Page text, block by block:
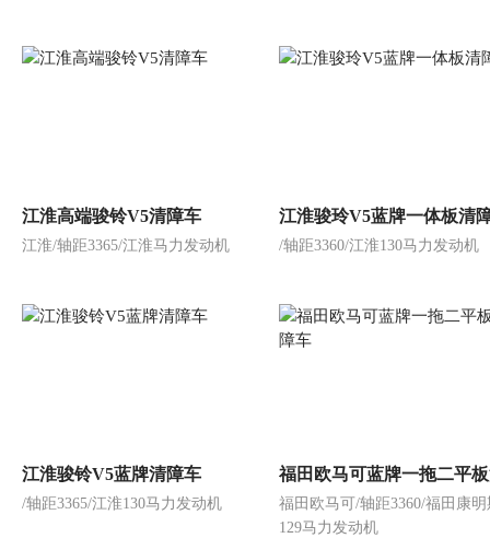
江淮高端骏铃V5清障车
江淮/轴距3365/江淮马力发动机
江淮骏玲V5蓝牌一体板清
/轴距3360/江淮130马力发动机
江淮骏铃V5蓝牌清障车
/轴距3365/江淮130马力发动机
福田欧马可蓝牌一拖二平
障车
福田欧马可/轴距3360/福田康明
129马力发动机